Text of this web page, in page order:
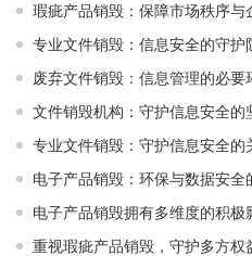
瑕疵产品销毁：保障市场秩序与
专业文件销毁：信息安全的守护
废弃文件销毁：信息管理的必要
文件销毁机构：守护信息安全的
专业文件销毁：守护信息安全的
电子产品销毁：环保与数据安全
电子产品销毁拥有多维度的积极
重视瑕疵产品销毁，守护多方权